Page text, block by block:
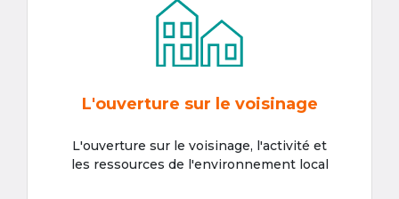
L'ouverture sur le voisinage
L'ouverture sur le voisinage, l'activité et
les ressources de l'environnement local